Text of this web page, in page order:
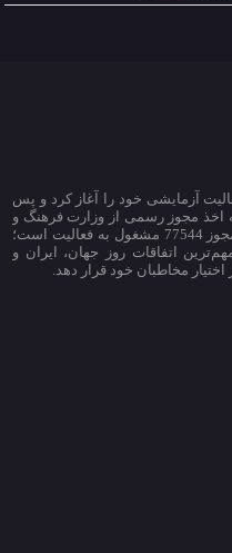
خبری قلم پرس از دی ماه سال 94 فعالیت آزمایشی خود را آغاز کرد و پس
ماه سال 95 موفق به اخذ مجوز رسمی از وزارت فرهنگ و
ارشاد اسلامی شد. قلم پرس که با شماره مجوز 77544 مشغول به فعالیت است؛
اتفاقات روز جهان، ایران و
مخاطبان خود قرار دهد.